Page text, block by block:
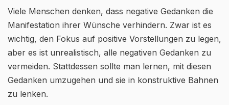
Viele Menschen denken, dass negative Gedanken die
Manifestation ihrer Wünsche verhindern. Zwar ist es
wichtig, den Fokus auf positive Vorstellungen zu legen,
aber es ist unrealistisch, alle negativen Gedanken zu
vermeiden. Stattdessen sollte man lernen, mit diesen
Gedanken umzugehen und sie in konstruktive Bahnen
zu lenken.